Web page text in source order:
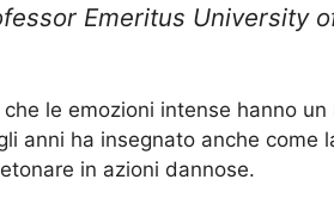
Emeritus University
le emozioni intense hanno
anni ha insegnato anche come
in azioni dannose.